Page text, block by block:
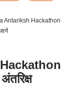
Antariksh Hackathon